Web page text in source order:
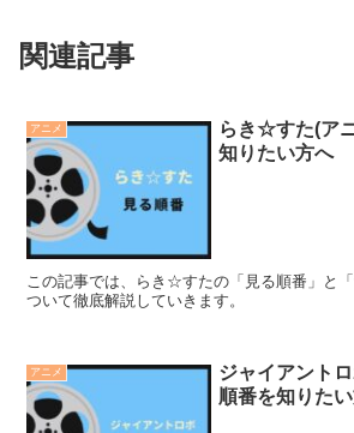
関連記事
アニメ
らき☆すた(ア
知りたい方へ
この記事では、らき☆すたの「見る順番」と
ついて徹底解説していきます。
アニメ
ジャイアント
順番を知りた